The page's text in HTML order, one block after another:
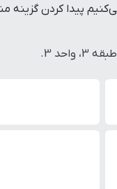
پیدا کردن گزینه